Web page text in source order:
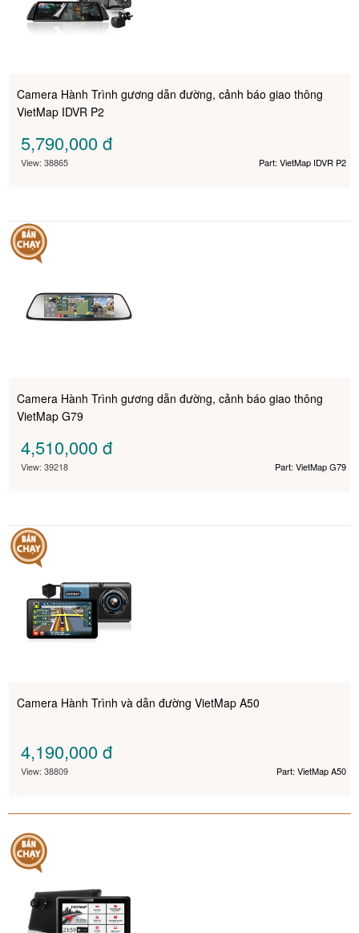
Camera Hành Trình gương dẫn đường, cảnh báo giao thông
VietMap IDVR P2
5,790,000đ
View: 38865 Part: VietMap IDVR P2
Camera Hành Trình gương dẫn đường, cảnh báo giao thông
VietMap G79
4,510,000đ
View: 39218 Part: VietMap G79
Camera Hành Trình và dẫn đường VietMap A50
4,190,000đ
View: 38809 Part: VietMap A50